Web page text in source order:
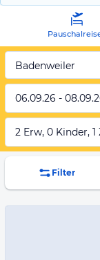
Badenweiler
06.09.26 -
2 Erw, 0 Kinder, 1
Filter